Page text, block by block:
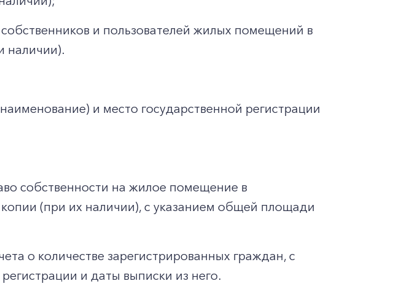
и пользователей жилых помещений в
наличии).
и место государственной регистрации
собственности на жилое помещение в
(при их наличии), с указанием общей площади
о количестве зарегистрированных граждан, с
и даты выписки из него.